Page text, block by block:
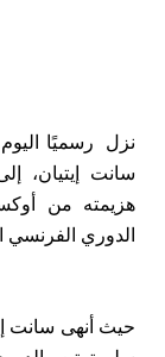
نزل رسميًا
سانت إيتيان،
هزيمته من
الدوري الفرنسي
حيث أنهى سانت